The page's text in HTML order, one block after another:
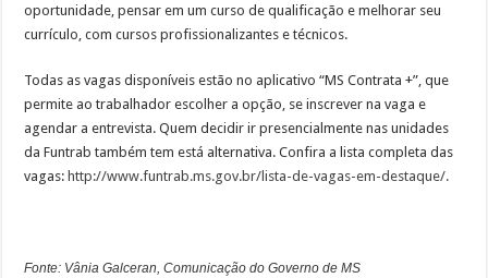
oportunidade, pensar em um curso de qualificação e melhorar seu
currículo, com cursos profissionalizantes e técnicos.
Todas as vagas disponíveis estão no aplicativo “MS Contrata +”, que
permite ao trabalhador escolher a opção, se inscrever na vaga e
agendar a entrevista. Quem decidir ir presencialmente nas unidades
da Funtrab também tem está alternativa. Confira a lista completa das
vagas: http://www.funtrab.ms.gov.br/lista-de-vagas-em-destaque/.
Fonte: Vânia Galceran, Comunicação do Governo de MS